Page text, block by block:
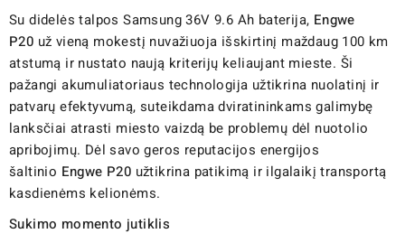
Su didelės talpos Samsung 36V 9.6 Ah baterija, Engwe
P20 už vieną mokestį nuvažiuoja išskirtinį maždaug 100 km
atstumą ir nustato naują kriterijų keliaujant mieste. Ši
pažangi akumuliatoriaus technologija užtikrina nuolatinį ir
patvarų efektyvumą, suteikdama dviratininkams galimybę
lanksčiai atrasti miesto vaizdą be problemų dėl nuotolio
apribojimų. Dėl savo geros reputacijos energijos
šaltinio Engwe P20 užtikrina patikimą ir ilgalaikį transportą
kasdienėms kelionėms.
Sukimo momento jutiklis